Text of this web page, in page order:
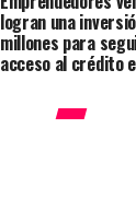
logran una
millones para
acceso al crédito